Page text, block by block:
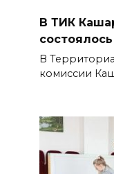
В ТИК
В
комиссии